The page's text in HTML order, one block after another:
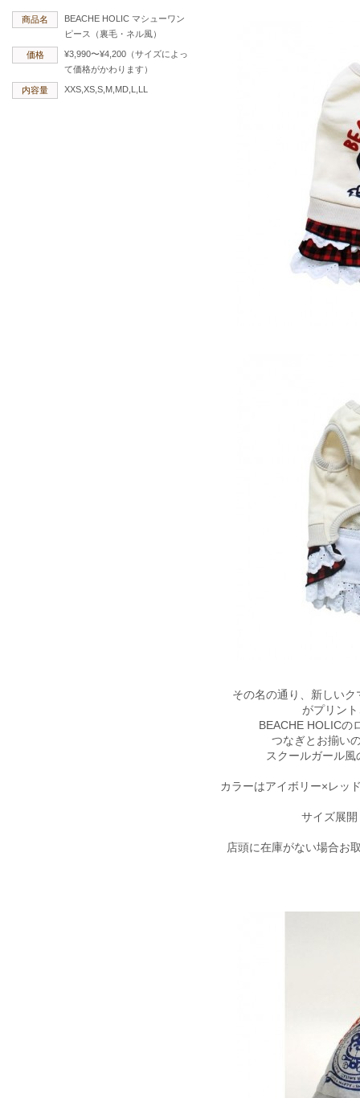
商品名
BEACHE HOLIC マシューワン
ピース（裏毛・ネル風）
価格
¥3,990〜¥4,200（サイズによっ
て価格がかわります）
内容量 XXS,XS,S,M,MD,L,LL
その名の通り、新しい
がプリン
BEACHE HOLICの
つなぎとお揃い
スクールガール
カラーはアイボリー×レッ
サイズ展
店頭に在庫がない場合お